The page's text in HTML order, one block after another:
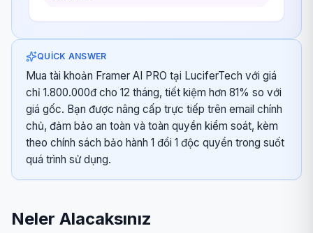
QUICK ANSWER
Mua tài khoản Framer AI PRO tại LuciferTech với giá
chỉ 1.800.000đ cho 12 tháng, tiết kiệm hơn 81% so với
giá gốc. Bạn được nâng cấp trực tiếp trên email chính
chủ, đảm bảo an toàn và toàn quyền kiểm soát, kèm
theo chính sách bảo hành 1 đổi 1 độc quyền trong suốt
quá trình sử dụng.
Neler Alacaksınız